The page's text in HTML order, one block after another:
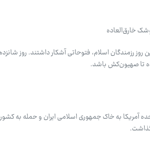
خارق‌العاده
رزمندگان اسلام، فتوحاتی آشکار داشتند. روز
تا صهیون‌کش باشد.
آمریکا به خاک جمهوری اسلامی ایران و حمله به